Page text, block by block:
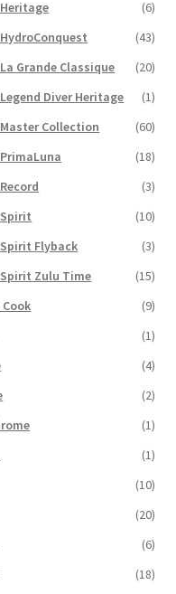
(6)
(43)
Grande Classique
(20)
Diver Heritage
(1)
Collection
(60)
(18)
(3)
(10)
Flyback
(3)
Zulu Time
(15)
(9)
(1)
(4)
(2)
(1)
(1)
(10)
(20)
(6)
(18)